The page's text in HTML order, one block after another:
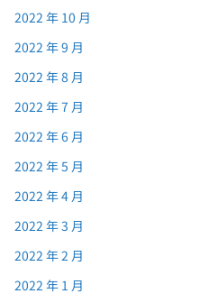
2022 年 10 月
2022 年 9 月
2022 年 8 月
2022 年 7 月
2022 年 6 月
2022 年 5 月
2022 年 4 月
2022 年 3 月
2022 年 2 月
2022 年 1 月